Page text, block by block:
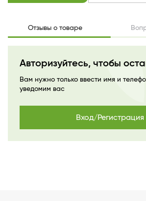
Отзывы о товаре
Авторизуйтесь, чтобы
Вам нужно только ввести имя и
уведомим вас
Вход/Регистрация